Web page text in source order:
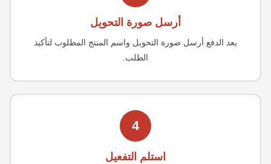
أرسل صورة التحويل
بعد الدفع أرسل صورة التحويل واسم المنتج المطلوب لتأكيد
الطلب.
4
استلم التفعيل